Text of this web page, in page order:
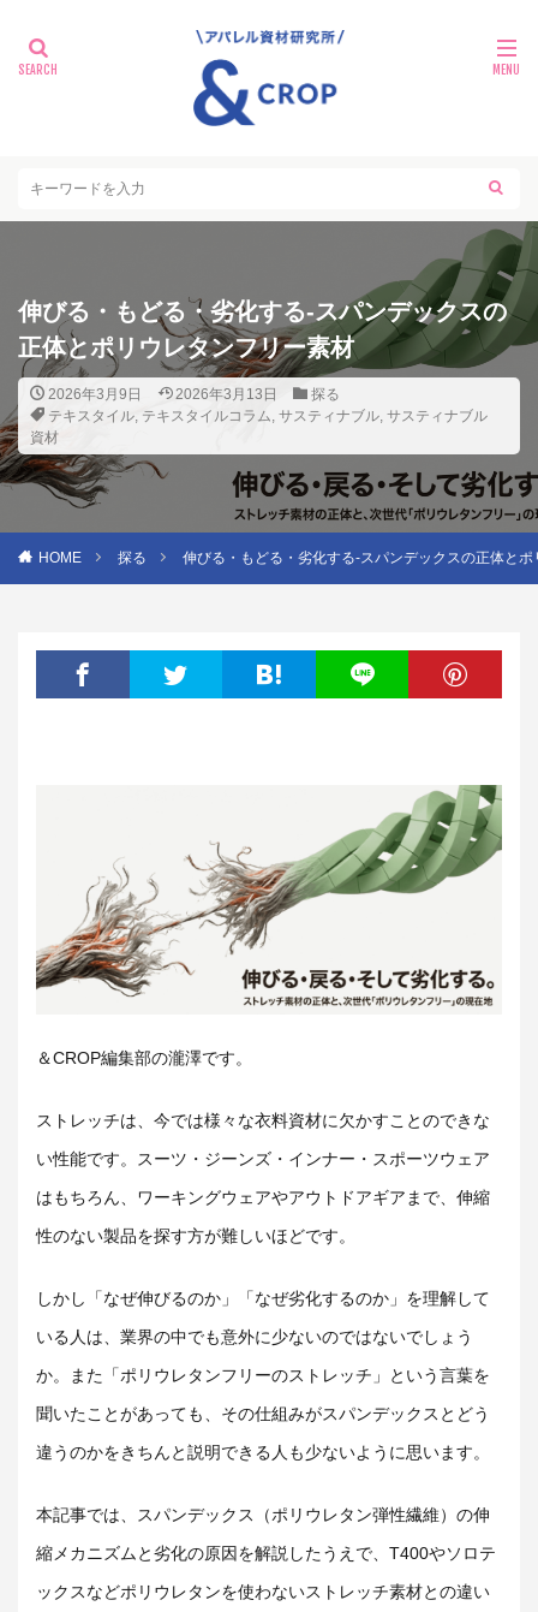
伸びる・もどる・劣化する‐スパンデックスの
正体とポリウレタンフリー素材
2026年3月9日 2026年3月13日
探る
テキスタイル, テキスタイルコラム, サスティナブル, サスティナブル
資材
HOME 探る 伸びる・もどる・劣化する‐スパンデックスの正体と
＆CROP編集部の瀧澤です。
ストレッチは、今では様々な衣料資材に欠かすことのできな
い性能です。スーツ・ジーンズ・インナー・スポーツウェア
はもちろん、ワーキングウェアやアウトドアギアまで、伸縮
性のない製品を探す方が難しいほどです。
しかし「なぜ伸びるのか」「なぜ劣化するのか」を理解して
いる人は、業界の中でも意外に少ないのではないでしょう
か。また「ポリウレタンフリーのストレッチ」という言葉を
聞いたことがあっても、その仕組みがスパンデックスとどう
違うのかをきちんと説明できる人も少ないように思います。
本記事では、スパンデックス（ポリウレタン弾性繊維）の伸
縮メカニズムと劣化の原因を解説したうえで、T400やソロテ
ックスなどポリウレタンを使わないストレッチ素材との違い